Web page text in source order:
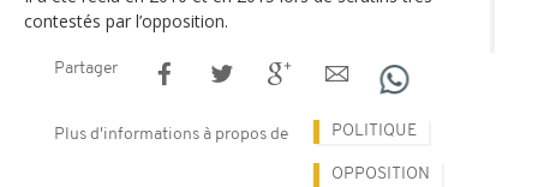
contestés par l’opposition.
Partager
Plus d'informations à propos de POLITIQUE
OPPOSITION